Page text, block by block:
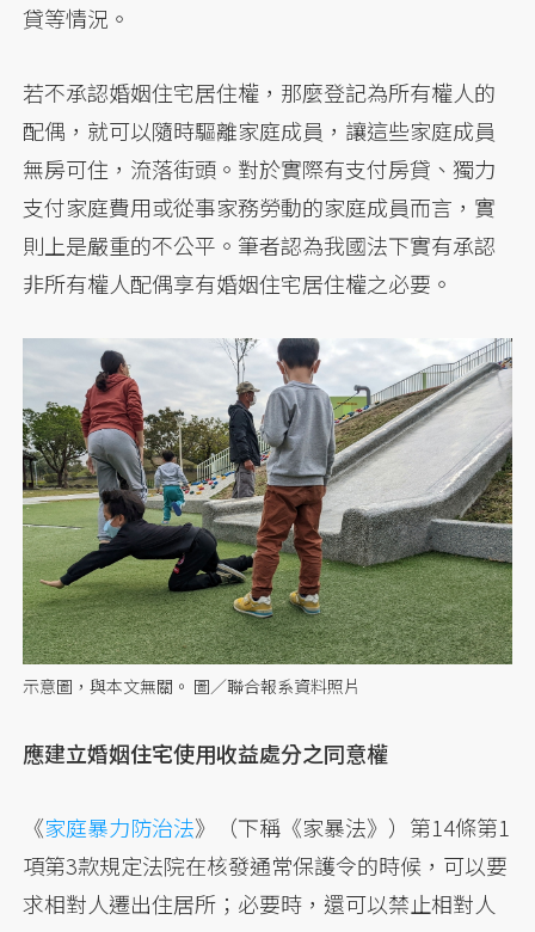
貸等情況。
若不承認婚姻住宅居住權，那麼登記為所有權人的
配偶，就可以隨時驅離家庭成員，讓這些家庭成員
無房可住，流落街頭。對於實際有支付房貸、獨力
支付家庭費用或從事家務勞動的家庭成員而言，實
則上是嚴重的不公平。筆者認為我國法下實有承認
非所有權人配偶享有婚姻住宅居住權之必要。
示意圖，與本文無關。 圖／聯合報系資料照片
應建立婚姻住宅使用收益處分之同意權
《家庭暴力防治法》（下稱《家暴法》）第14條第1
項第3款規定法院在核發通常保護令的時候，可以要
求相對人遷出住居所；必要時，還可以禁止相對人